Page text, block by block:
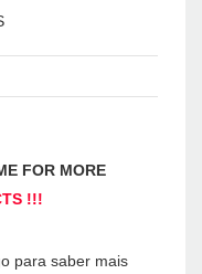
para saber mais